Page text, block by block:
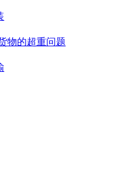
物的超重问题